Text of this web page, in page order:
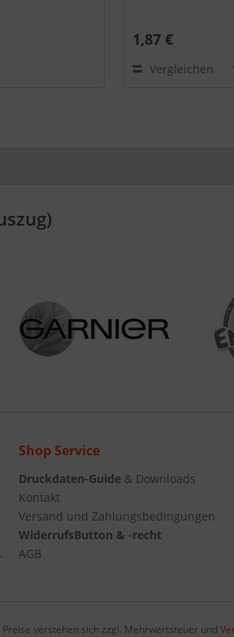
1,87 €
Vergleichen
Shop Service
Druckdaten-Guide & Downloads
Kontakt
Versand und Zahlungsbedingungen
WiderrufsButton & -recht
AGB
verstehen sich zzgl. Mehrwertsteuer und